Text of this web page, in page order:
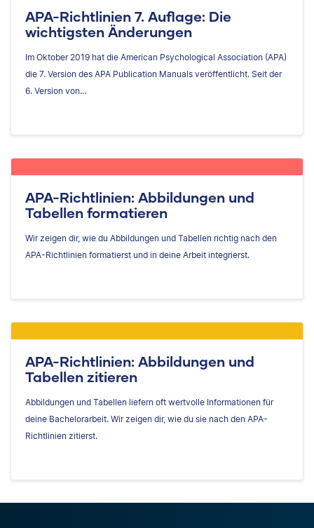
APA-Richtlinien 7. Auflage: Die
wichtigsten Änderungen
Im Oktober 2019 hat die American Psychological Association (APA)
die 7. Version des APA Publication Manuals veröffentlicht. Seit der
6. Version von…
APA-Richtlinien: Abbildungen und
Tabellen formatieren
Wir zeigen dir, wie du Abbildungen und Tabellen richtig nach den
APA-Richtlinien formatierst und in deine Arbeit integrierst.
APA-Richtlinien: Abbildungen und
Tabellen zitieren
Abbildungen und Tabellen liefern oft wertvolle Informationen für
deine Bachelorarbeit. Wir zeigen dir, wie du sie nach den APA-
Richtlinien zitierst.